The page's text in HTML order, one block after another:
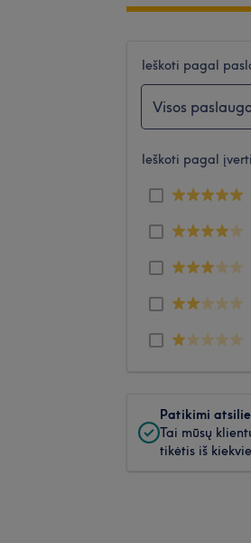
Ieškoti pagal
Visos
Ieškoti pagal
Patikimi
Tai mūsų
tikėtis iš